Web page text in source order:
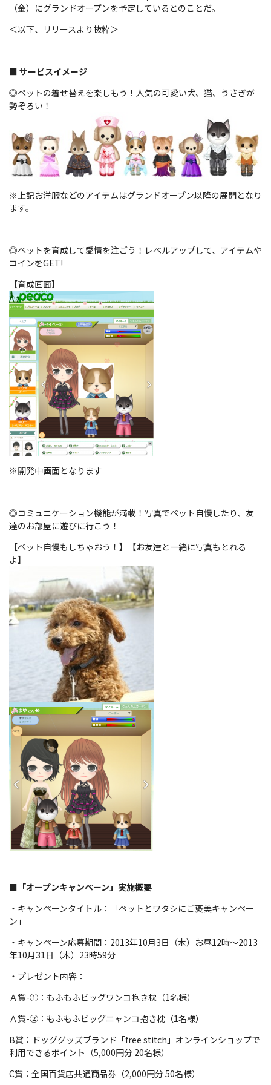
（金）にグランドオープンを予定しているとのことだ。
＜以下、リリースより抜粋＞
■ サービスイメージ
◎ペットの着せ替えを楽しもう！人気の可愛い犬、猫、うさぎが
勢ぞろい！
※上記お洋服などのアイテムはグランドオープン以降の展開となり
ます。
◎ペットを育成して愛情を注ごう！レベルアップして、アイテムや
コインをGET!
【育成画面】
※開発中画面となります
◎コミュニケーション機能が満載！写真でペット自慢したり、友
達のお部屋に遊びに行こう！
【ペット自慢もしちゃおう！】【お友達と一緒に写真もとれる
よ】
■「オープンキャンペーン」実施概要
・キャンペーンタイトル：「ペットとワタシにご褒美キャンペー
ン」
・キャンペーン応募期間：2013年10月3日（木）お昼12時～2013
年10月31日（木）23時59分
・プレゼント内容：
Ａ賞-①：もふもふビッグワンコ抱き枕（1名様）
Ａ賞-②：もふもふビッグニャンコ抱き枕（1名様）
B賞：ドッググッズブランド「free stitch」オンラインショップで
利用できるポイント（5,000円分 20名様）
C賞：全国百貨店共通商品券（2,000円分 50名様）